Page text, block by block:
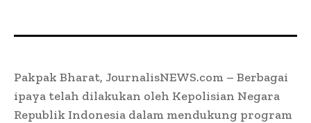
Pakpak Bharat, JournalisNEWS.com – Berbagai
ipaya telah dilakukan oleh Kepolisian Negara
Republik Indonesia dalam mendukung program